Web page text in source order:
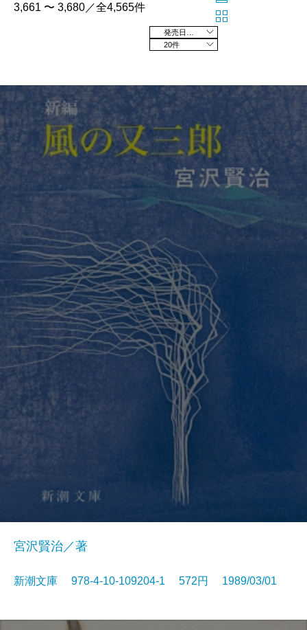
3,661 〜 3,680／全4,565件
20件
宮沢賢治／著
新潮文庫 978-4-10-109204-1 572円 1989/03/01